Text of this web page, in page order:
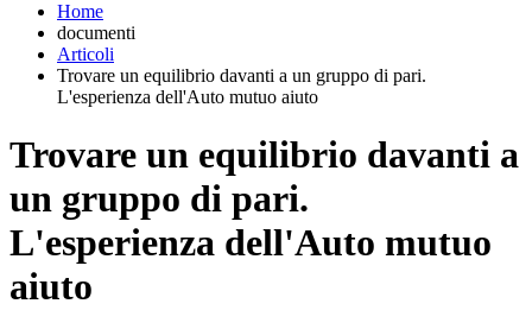
Home
documenti
Articoli
Trovare un equilibrio davanti a un gruppo di pari.
L'esperienza dell'Auto mutuo aiuto
Trovare un equilibrio davanti a
un gruppo di pari.
L'esperienza dell'Auto mutuo
aiuto